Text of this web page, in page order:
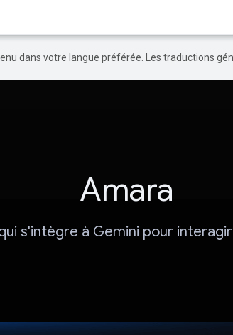
dans votre langue préférée. Les traductions
Amara
s'intègre à Gemini pour